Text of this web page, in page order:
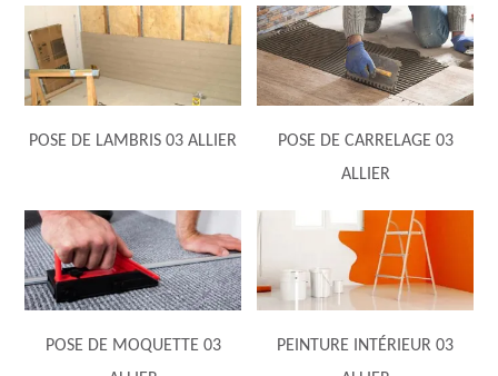
POSE DE LAMBRIS 03 ALLIER
POSE DE CARRELAGE 03
ALLIER
POSE DE MOQUETTE 03
PEINTURE INTÉRIEUR 03